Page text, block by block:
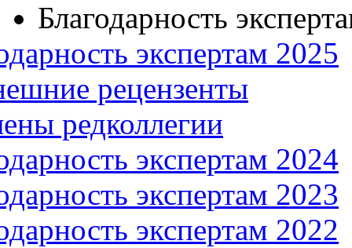
Благодарность
экспертам 2025
рецензенты
редколлегии
экспертам 2024
экспертам 2023
экспертам 2022